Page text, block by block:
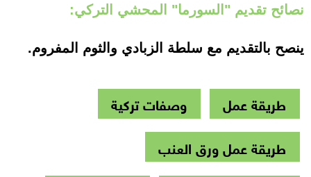
نصائح تقديم "السورما" المحشي التركي:
ينصح بالتقديم مع سلطة الزبادي والثوم المفروم.
طريقة عمل
وصفات تركية
طريقة عمل ورق العنب